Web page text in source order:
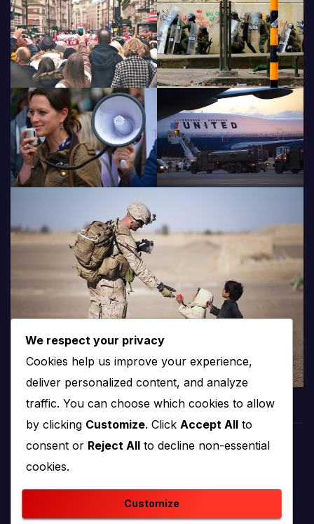
produkcija i emitiranje tv programa
We respect your privacy
Cookies help us improve your experience,
deliver personalized content, and analyze
traffic. You can choose which cookies to allow
by clicking Customize. Click Accept All to
consent or Reject All to decline non-essential
cookies.
Customize